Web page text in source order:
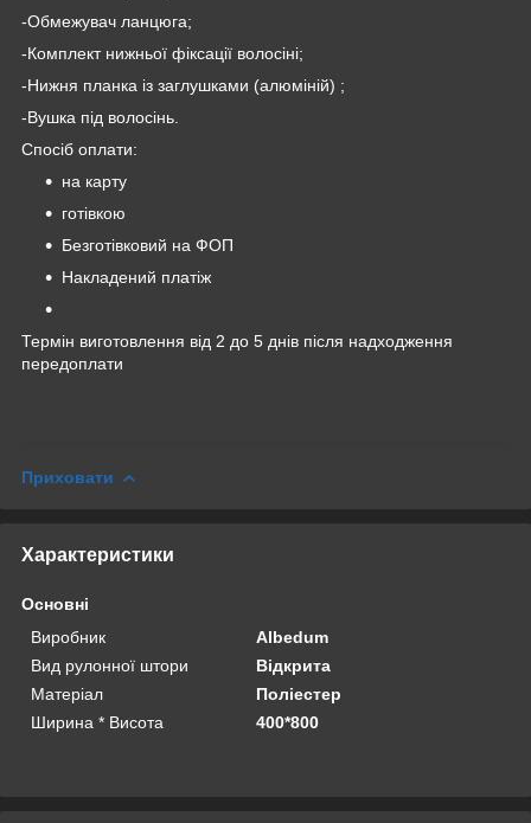
-Обмежувач ланцюга;
-Комплект нижньої фіксації волосіні;
-Нижня планка із заглушками (алюміній) ;
-Вушка під волосінь.
Спосіб оплати:
на карту
готівкою
Безготівковий на ФОП
Накладений платіж
Термін виготовлення від 2 до 5 днів після надходження
передоплати
Приховати
Характеристики
Основні
Виробник
Albedum
Вид рулонної штори
Відкрита
Матеріал
Поліестер
Ширина * Висота
400*800